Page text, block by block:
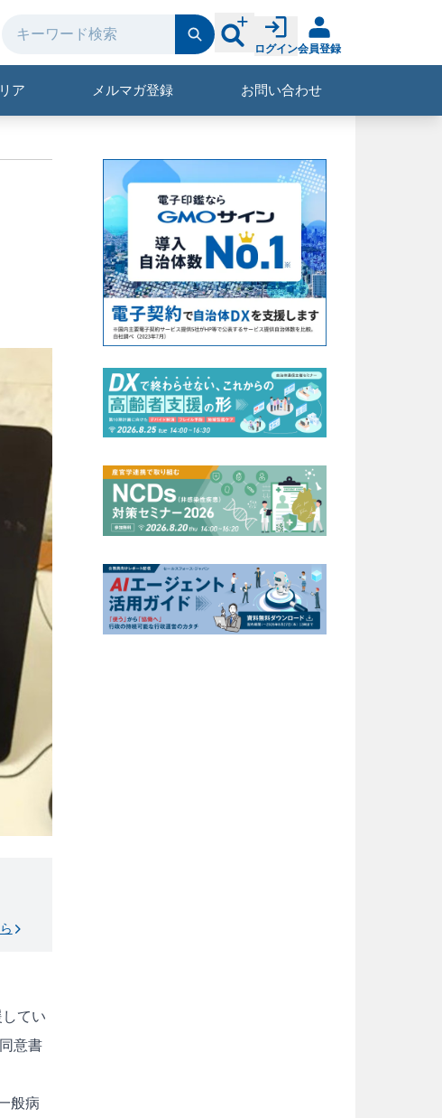
ログイン会員登録
ア メルマガ登録 お問い合わせ
てい
意書
般病